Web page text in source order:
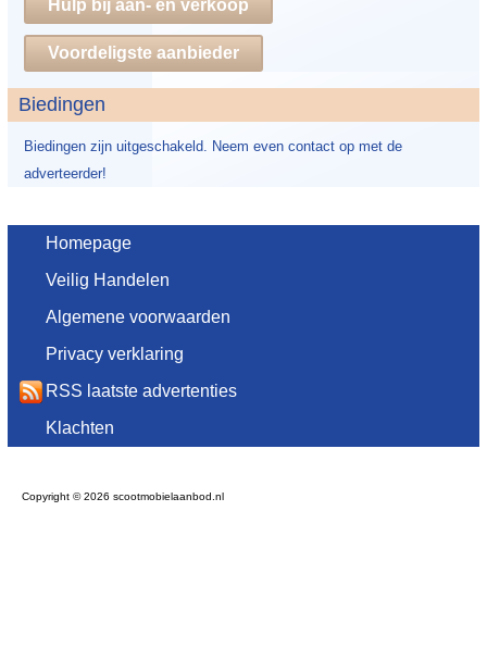
Hulp bij aan- en verkoop
Voordeligste aanbieder
Biedingen
Biedingen zijn uitgeschakeld. Neem even contact op met de
adverteerder!
Homepage
Veilig Handelen
Algemene voorwaarden
Privacy verklaring
RSS laatste advertenties
Klachten
Copyright © 2026 scootmobielaanbod.nl